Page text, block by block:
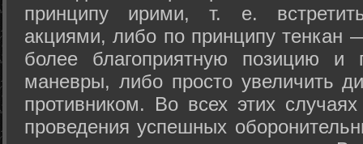
принципу ирими, т. е.
акциями, либо по принципу тенкан
более благоприятную позицию и
маневры, либо просто увеличить
противником. Во всех этих
проведения успешных